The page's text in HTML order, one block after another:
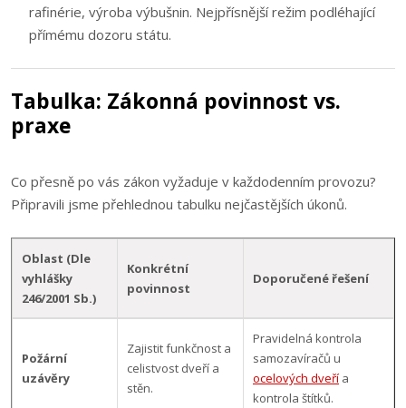
rafinérie, výroba výbušnin. Nejpřísnější režim podléhající
přímému dozoru státu.
Tabulka: Zákonná povinnost vs.
praxe
Co přesně po vás zákon vyžaduje v každodenním provozu?
Připravili jsme přehlednou tabulku nejčastějších úkonů.
Oblast (Dle
vyhlášky
246/2001 Sb.)
Konkrétní
povinnost
Doporučené řešení
Požární
uzávěry
Zajistit funkčnost a
celistvost dveří a
stěn.
Pravidelná kontrola
samozavíračů u
ocelových dveří a
kontrola štítků.